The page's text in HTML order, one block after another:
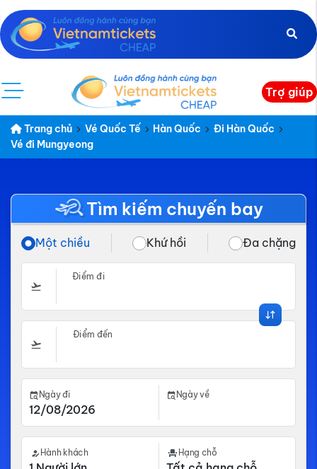
Trợ giúp
Trang chủ Vé Quốc Tế Hàn Quốc
Đi Hàn Quốc
Vé đi Mungyeong
Tìm kiếm chuyến bay
Một chiều Khứ hồi Đa chặng
Điểm đi
Điểm đến
Ngày đi Ngày về
Hành khách Hạng chỗ